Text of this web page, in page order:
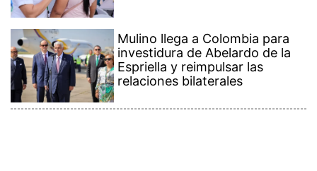
investidura de Abelardo de la
Espriella y reimpulsar las
relaciones bilaterales